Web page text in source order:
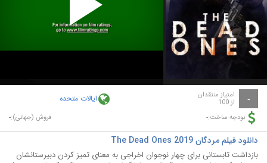
Play
Video
- امتیاز منتقدان
از 100 ایالات متحده
بودجه ساخت:- فروش (جهانی):-
دانلود فیلم مردگان The Dead Ones 2019
بازداشت تابستانی برای چهار نوجوان اخراجی به معنای تمیز کردن دبیرستانشان